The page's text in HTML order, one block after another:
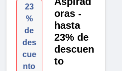
23
%
de
des
cue
nto
oras -
hasta
23% de
descuen
to